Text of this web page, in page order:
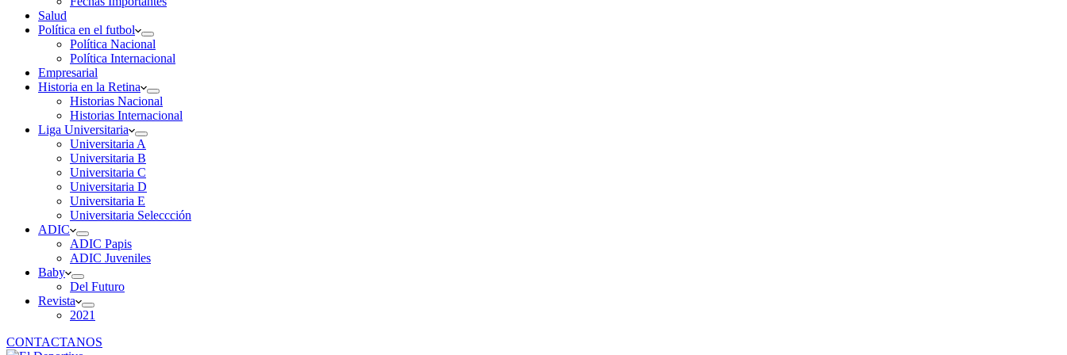
Salud
Política en el futbol
Política Nacional
Política Internacional
Empresarial
Historia en la Retina
Historias Nacional
Historias Internacional
Liga Universitaria
Universitaria A
Universitaria B
Universitaria C
Universitaria D
Universitaria E
Universitaria Seleccción
ADIC
ADIC Papis
ADIC Juveniles
Baby
Del Futuro
Revista
2021
CONTACTANOS